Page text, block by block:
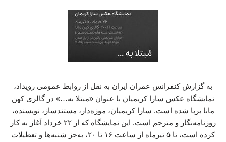
به گزارش کنفرانس عمران ایران به نقل از روابط عمومی رویداد،
نمایشگاه عکس سارا کریمیان با عنوان «مبتلا به…» در گالری کهن
مانا برپا شده است. سارا کریمیان، موزه‌دار، مستندساز، نویسنده،
روزنامه‌نگار و مترجم است. این نمایشگاه که از ۲۲ خرداد آغاز به کار
کرده است، تا ۵ تیرماه از ساعت ۱۶ تا ۲۰، به‌جز شنبه‌ها و تعطیلات